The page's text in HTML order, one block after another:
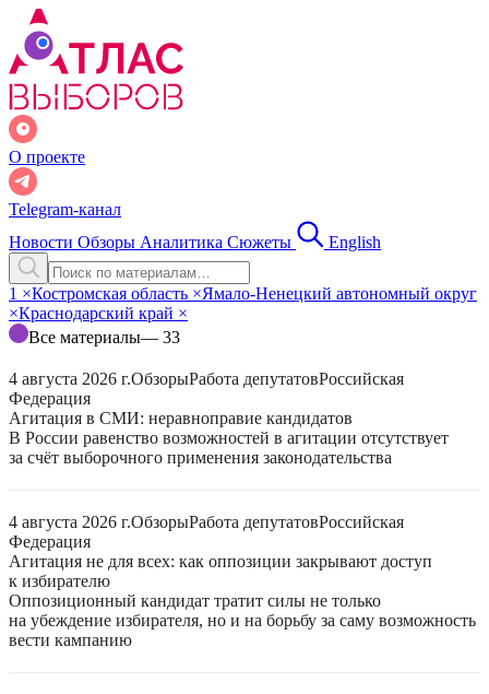
О проекте
Telegram-канал
Новости Обзоры Аналитика Сюжеты English
1 ×Костромская область ×Ямало-Ненецкий автономный округ
×Краснодарский край ×
Все материалы— 33
4 августа 2026 г.ОбзорыРабота депутатовРоссийская
Федерация
Агитация в СМИ: неравноправие кандидатов
В России равенство возможностей в агитации отсутствует
за счёт выборочного применения законодательства
4 августа 2026 г.ОбзорыРабота депутатовРоссийская
Федерация
Агитация не для всех: как оппозиции закрывают доступ
к избирателю
Оппозиционный кандидат тратит силы не только
на убеждение избирателя, но и на борьбу за саму возможность
вести кампанию